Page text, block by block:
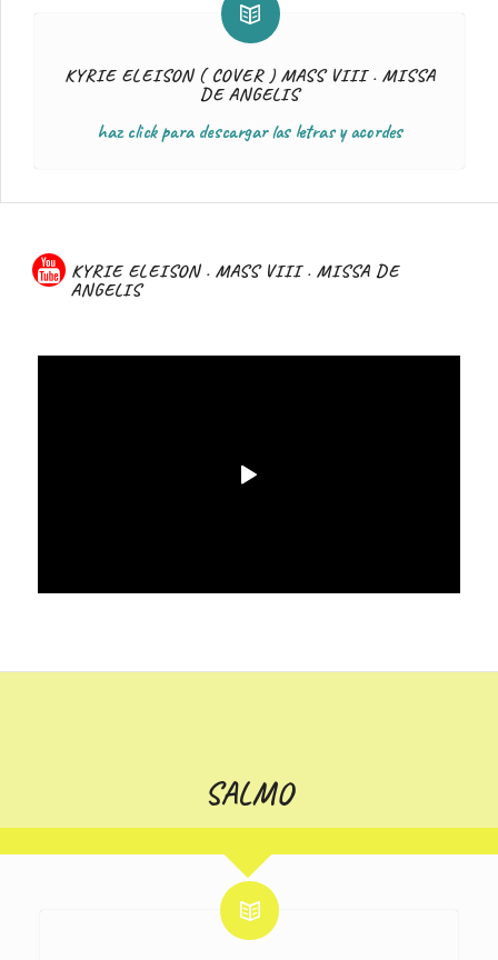
KYRIE ELEISON ( COVER ) MASS VIII . MISSA
DE ANGELIS
haz click para descargar las letras y acordes
KYRIE ELEISON . MASS VIII . MISSA DE
ANGELIS
SALMO